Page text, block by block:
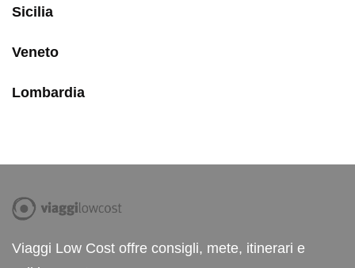
Sicilia
Veneto
Lombardia
Viaggi Low Cost offre consigli, mete, itinerari e